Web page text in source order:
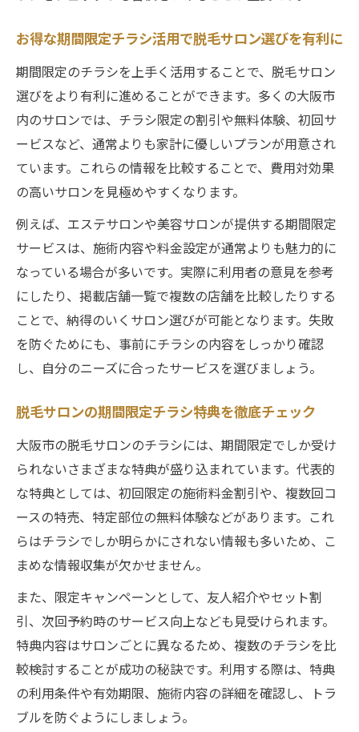
お得な期間限定チラシ活用で脱毛サロン選びを有利に
期間限定のチラシを上手く活用することで、脱毛サロン
選びをより有利に進めることができます。多くの大阪市
内のサロンでは、チラシ限定の割引や無料体験、初回サ
ービスなど、通常よりも家計に優しいプランが用意され
ています。これらの情報を比較することで、費用対効果
の高いサロンを見極めやすくなります。
例えば、エステサロンや美容サロンが提供する期間限定
サービスは、施術内容や料金設定が通常よりも魅力的に
なっている場合が多いです。実際に利用者の意見を参考
にしたり、掲載店舗一覧で複数の店舗を比較したりする
ことで、納得のいくサロン選びが可能となります。失敗
を防ぐためにも、事前にチラシの内容をしっかり確認
し、自分のニーズに合ったサービスを選びましょう。
脱毛サロンの期間限定チラシ特典を徹底チェック
大阪市の脱毛サロンのチラシには、期間限定でしか受け
られないさまざまな特典が盛り込まれています。代表的
な特典としては、初回限定の施術料金割引や、複数回コ
ースの特売、特定部位の無料体験などがあります。これ
らはチラシでしか明らかにされない情報も多いため、こ
まめな情報収集が欠かせません。
また、限定キャンペーンとして、友人紹介やセット割
引、次回予約時のサービス向上なども見受けられます。
特典内容はサロンごとに異なるため、複数のチラシを比
較検討することが成功の秘訣です。利用する際は、特典
の利用条件や有効期限、施術内容の詳細を確認し、トラ
ブルを防ぐようにしましょう。